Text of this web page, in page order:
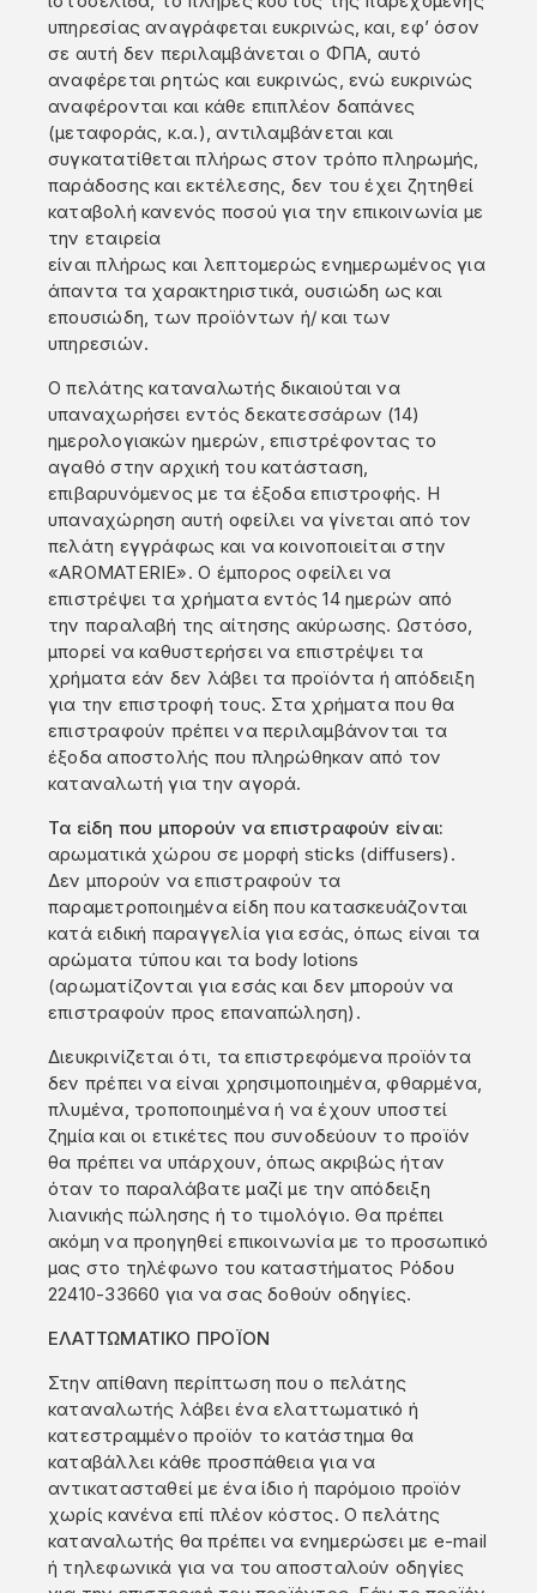
υπηρεσίας αναγράφεται ευκρινώς, και, εφ’ όσον
σε αυτή δεν περιλαμβάνεται ο ΦΠΑ, αυτό
αναφέρεται ρητώς και ευκρινώς, ενώ ευκρινώς
αναφέρονται και κάθε επιπλέον δαπάνες
(μεταφοράς, κ.α.), αντιλαμβάνεται και
συγκατατίθεται πλήρως στον τρόπο πληρωμής,
παράδοσης και εκτέλεσης, δεν του έχει ζητηθεί
καταβολή κανενός ποσού για την επικοινωνία με
την εταιρεία
είναι πλήρως και λεπτομερώς ενημερωμένος για
άπαντα τα χαρακτηριστικά, ουσιώδη ως και
επουσιώδη, των προϊόντων ή/ και των
υπηρεσιών.
Ο πελάτης καταναλωτής δικαιούται να
υπαναχωρήσει εντός δεκατεσσάρων (14)
ημερολογιακών ημερών, επιστρέφοντας το
αγαθό στην αρχική του κατάσταση,
επιβαρυνόμενος με τα έξοδα επιστροφής. Η
υπαναχώρηση αυτή οφείλει να γίνεται από τον
πελάτη εγγράφως και να κοινοποιείται στην
«AROMATERIE». Ο έμπορος οφείλει να
επιστρέψει τα χρήματα εντός 14 ημερών από
την παραλαβή της αίτησης ακύρωσης. Ωστόσο,
μπορεί να καθυστερήσει να επιστρέψει τα
χρήματα εάν δεν λάβει τα προϊόντα ή απόδειξη
για την επιστροφή τους. Στα χρήματα που θα
επιστραφούν πρέπει να περιλαμβάνονται τα
έξοδα αποστολής που πληρώθηκαν από τον
καταναλωτή για την αγορά.
Τα είδη που μπορούν να επιστραφούν είναι:
αρωματικά χώρου σε μορφή sticks (diffusers).
Δεν μπορούν να επιστραφούν τα
παραμετροποιημένα είδη που κατασκευάζονται
κατά ειδική παραγγελία για εσάς, όπως είναι τα
αρώματα τύπου και τα body lotions
(αρωματίζονται για εσάς και δεν μπορούν να
επιστραφούν προς επαναπώληση).
Διευκρινίζεται ότι, τα επιστρεφόμενα προϊόντα
δεν πρέπει να είναι χρησιμοποιημένα, φθαρμένα,
πλυμένα, τροποποιημένα ή να έχουν υποστεί
ζημία και οι ετικέτες που συνοδεύουν το προϊόν
θα πρέπει να υπάρχουν, όπως ακριβώς ήταν
όταν το παραλάβατε μαζί με την απόδειξη
λιανικής πώλησης ή το τιμολόγιο. Θα πρέπει
ακόμη να προηγηθεί επικοινωνία με το προσωπικό
μας στο τηλέφωνο του καταστήματος Ρόδου
22410-33660 για να σας δοθούν οδηγίες.
ΕΛΑΤΤΩΜΑΤΙΚΟ ΠΡΟΪΟΝ
Στην απίθανη περίπτωση που ο πελάτης
καταναλωτής λάβει ένα ελαττωματικό ή
κατεστραμμένο προϊόν το κατάστημα θα
καταβάλλει κάθε προσπάθεια για να
αντικατασταθεί με ένα ίδιο ή παρόμοιο προϊόν
χωρίς κανένα επί πλέον κόστος. Ο πελάτης
καταναλωτής θα πρέπει να ενημερώσει με e-mail
ή τηλεφωνικά για να του αποσταλούν οδηγίες